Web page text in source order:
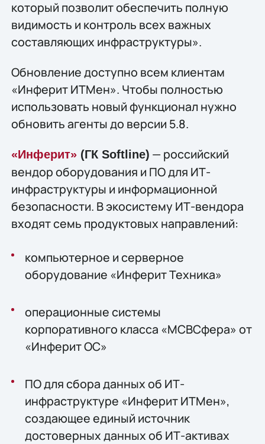
который позволит обеспечить полную
видимость и контроль всех важных
составляющих инфраструктуры».
Обновление доступно всем клиентам
«Инферит ИТМен». Чтобы полностью
использовать новый функционал нужно
обновить агенты до версии 5.8.
«Инферит»(ГК Softline) — российский
вендор оборудования и ПО для ИТ-
инфраструктуры и информационной
безопасности. В экосистему ИТ-вендора
входят семь продуктовых направлений:
компьютерное и серверное
оборудование «Инферит Техника»
операционные системы
корпоративного класса «МСВСфера» от
«Инферит ОС»
ПО для сбора данных об ИТ-
инфраструктуре «Инферит ИТМен»,
создающее единый источник
достоверных данных об ИТ-активах